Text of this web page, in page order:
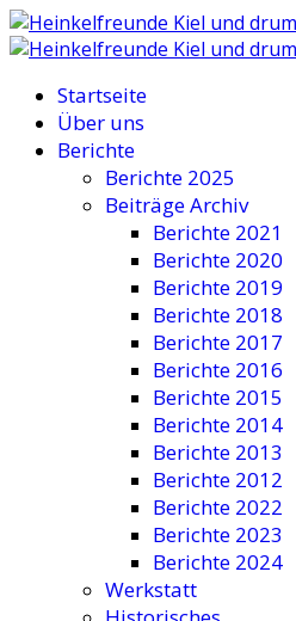
Startseite
Über uns
Berichte
Berichte 2025
Beiträge Archiv
Berichte 2021
Berichte 2020
Berichte 2019
Berichte 2018
Berichte 2017
Berichte 2016
Berichte 2015
Berichte 2014
Berichte 2013
Berichte 2012
Berichte 2022
Berichte 2023
Berichte 2024
Werkstatt